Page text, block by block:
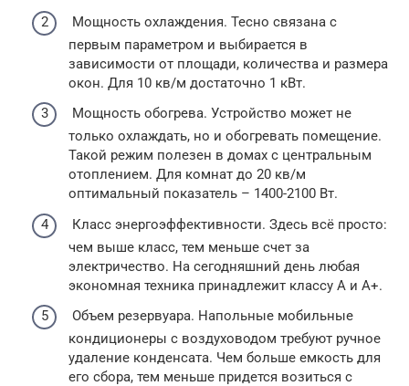
Мощность охлаждения. Тесно связана с
первым параметром и выбирается в
зависимости от площади, количества и размера
окон. Для 10 кв/м достаточно 1 кВт.
Мощность обогрева. Устройство может не
только охлаждать, но и обогревать помещение.
Такой режим полезен в домах с центральным
отоплением. Для комнат до 20 кв/м
оптимальный показатель – 1400-2100 Вт.
Класс энергоэффективности. Здесь всё просто:
чем выше класс, тем меньше счет за
электричество. На сегодняшний день любая
экономная техника принадлежит классу А и А+.
Объем резервуара. Напольные мобильные
кондиционеры с воздуховодом требуют ручное
удаление конденсата. Чем больше емкость для
его сбора, тем меньше придется возиться с